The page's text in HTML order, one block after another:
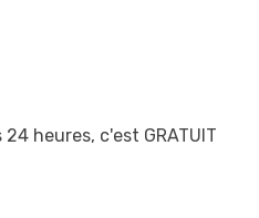
heures, c'est GRATUIT